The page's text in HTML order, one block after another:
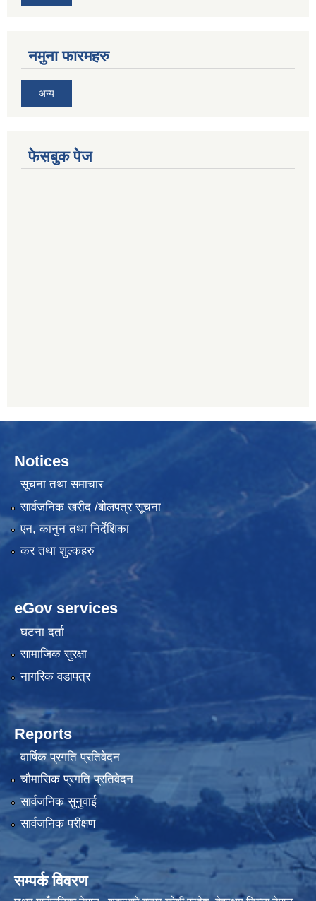
नमुना फारमहरु
अन्य
फेसबुक पेज
Notices
सूचना तथा समाचार
सार्वजनिक खरीद /बोलपत्र सूचना
एन, कानुन तथा निर्देशिका
कर तथा शुल्कहरु
eGov services
घटना दर्ता
सामाजिक सुरक्षा
नागरिक वडापत्र
Reports
वार्षिक प्रगति प्रतिवेदन
चौमासिक प्रगति प्रतिवेदन
सार्वजनिक सुनुवाई
सार्वजनिक परीक्षण
सम्पर्क विवरण